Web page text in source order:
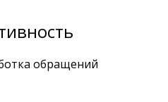
обращений